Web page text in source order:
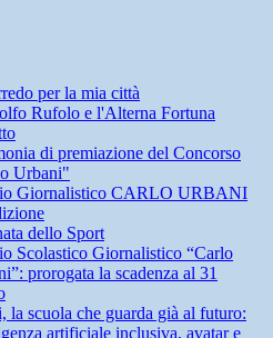
per la mia città
Rufolo e l'Alterna Fortuna
di premiazione del Concorso
Urbani"
Giornalistico CARLO URBANI
dello Sport
Scolastico Giornalistico “Carlo
prorogata la scadenza al 31
la scuola che guarda già al futuro:
artificiale inclusiva, avatar e